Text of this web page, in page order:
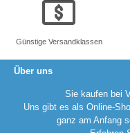
Günstige Versandklassen
Über uns
Sie kaufen bei
Uns gibt es als Online-
ganz am Anfang